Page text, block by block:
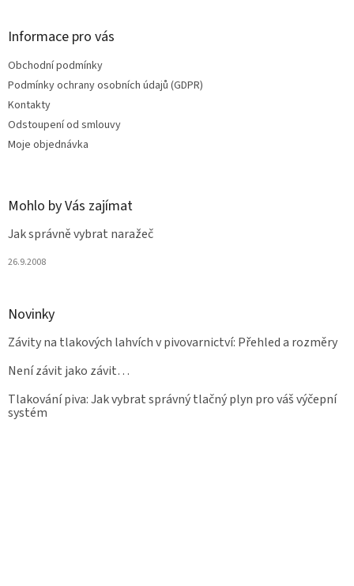
Informace pro vás
Obchodní podmínky
Podmínky ochrany osobních údajů (GDPR)
Kontakty
Odstoupení od smlouvy
Moje objednávka
Mohlo by Vás zajímat
Jak správně vybrat naražeč
26.9.2008
Novinky
Závity na tlakových lahvích v pivovarnictví: Přehled a rozměry
Není závit jako závit…
Tlakování piva: Jak vybrat správný tlačný plyn pro váš výčepní
systém